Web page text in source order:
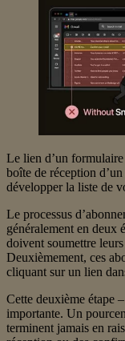
Le lien d’un
boîte de réception
développer la liste de
Le processus
généralement en deux
doivent soumettre
Deuxièmement, ces
cliquant sur un lien
Cette deuxième étape
importante. Un
terminent jamais en